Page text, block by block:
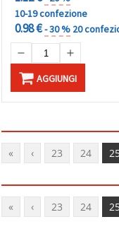
10-19 confezione
0.98 €- 30 % 20
AGGIUNGI
« ‹ 23 24
« ‹ 23 24